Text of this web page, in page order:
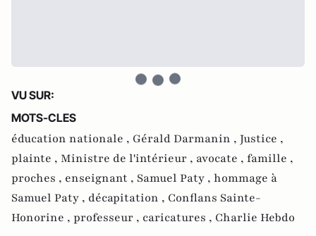
VU SUR:
MOTS-CLES
éducation nationale , Gérald Darmanin , Justice ,
plainte , Ministre de l'intérieur , avocate , famille ,
proches , enseignant , Samuel Paty , hommage à
Samuel Paty , décapitation , Conflans Sainte-
Honorine , professeur , caricatures , Charlie Hebdo